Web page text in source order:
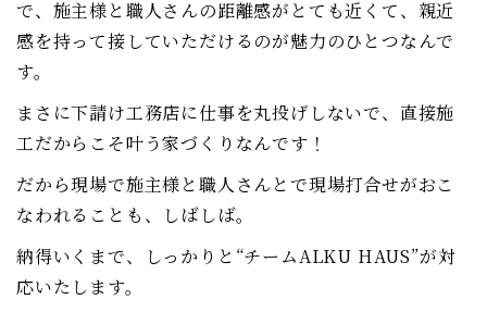
で、施主様と職人さんの距離感がとても近くて、親近
感を持って接していただけるのが魅力のひとつなんで
す。
まさに下請け工務店に仕事を丸投げしないで、直接施
工だからこそ叶う家づくりなんです！
だから現場で施主様と職人さんとで現場打合せがおこ
なわれることも、しばしば。
納得いくまで、しっかりと“チームALKU HAUS”が対
応いたします。